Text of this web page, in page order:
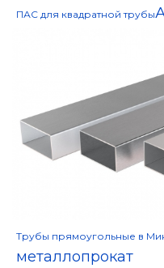
ПАС для квадратной трубы
Трубы прямоугольные в
металлопрокат